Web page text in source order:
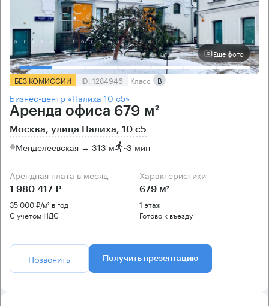
Еще фото
БЕЗ КОМИССИИ ID: 1284946 Класс B
Бизнес-центр «Палиха 10 с5»
Аренда офиса 679 м²
Москва, улица Палиха, 10 с5
Менделеевская → 313 м ~3 мин
Арендная плата в месяц
1 980 417 ₽
35 000 ₽/м² в год
С учётом НДС
Характеристики
679 м²
1 этаж
Готово к въезду
Позвонить Получить презентацию